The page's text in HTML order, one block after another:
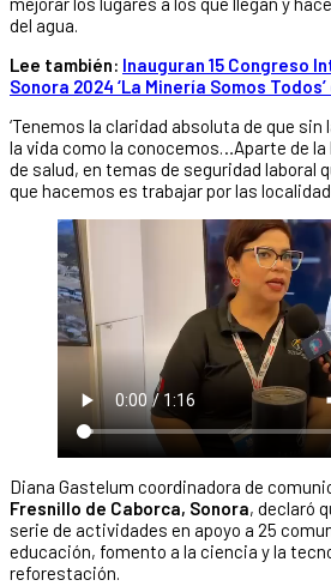
del agua.
Lee también: Inauguran 15 Congreso
Sonora 2024 ‘La Minería Somos
‘Tenemos la claridad absoluta de que
la vida como la conocemos…Aparte de la
de salud, en temas de seguridad laboral
que hacemos es trabajar por las
Diana Gastelum coordinadora de
Fresnillo de Caborca, Sonora, declaró
serie de actividades en apoyo a 25
educación, fomento a la ciencia y la
reforestación.